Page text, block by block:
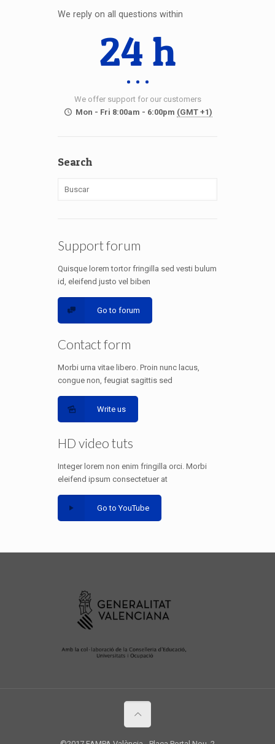
We reply on all questions within
24 h
We offer support for our customers
Mon - Fri 8:00am - 6:00pm (GMT +1)
Search
Support forum
Quisque lorem tortor fringilla sed vesti bulum
id, eleifend justo vel biben
Go to forum
Contact form
Morbi urna vitae libero. Proin nunc lacus,
congue non, feugiat sagittis sed
Write us
HD video tuts
Integer lorem non enim fringilla orci. Morbi
eleifend ipsum consectetuer at
Go to YouTube